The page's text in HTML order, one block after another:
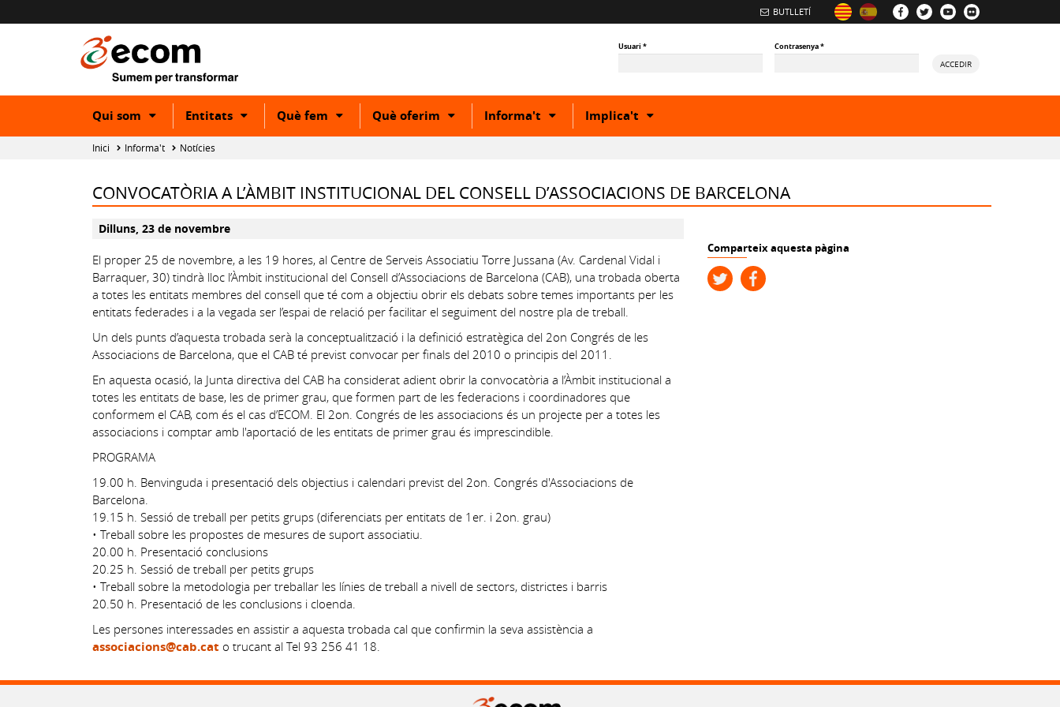
BUTLLETÍ
Usuari* Contrasenya*
ACCEDIR
Qui som
Show
hide
Entitats
ShowQuè fem
ShowQuè oferim
ShowInforma't
ShowImplica't
Show
Inici Informa't Notícies
CONVOCATÒRIA A L’ÀMBIT INSTITUCIONAL DEL CONSELL D’ASSOCIACIONS DE BARCELONA
Dilluns, 23 de novembre
El proper 25 de novembre, a les 19 hores, al Centre de Serveis Associatiu Torre Jussana (Av. Cardenal Vidal i
Barraquer, 30) tindrà lloc l’Àmbit institucional del Consell d’Associacions de Barcelona (CAB), una trobada oberta
a totes les entitats membres del consell que té com a objectiu obrir els debats sobre temes importants per les
entitats federades i a la vegada ser l’espai de relació per facilitar el seguiment del nostre pla de treball.
Un dels punts d’aquesta trobada serà la conceptualització i la definició estratègica del 2on Congrés de les
Associacions de Barcelona, que el CAB té previst convocar per finals del 2010 o principis del 2011.
En aquesta ocasió, la Junta directiva del CAB ha considerat adient obrir la convocatòria a l’Àmbit institucional a
totes les entitats de base, les de primer grau, que formen part de les federacions i coordinadores que
conformem el CAB, com és el cas d’ECOM. El 2on. Congrés de les associacions és un projecte per a totes les
associacions i comptar amb l'aportació de les entitats de primer grau és imprescindible.
PROGRAMA
19.00 h. Benvinguda i presentació dels objectius i calendari previst del 2on. Congrés d'Associacions de
Barcelona.
19.15 h. Sessió de treball per petits grups (diferenciats per entitats de 1er. i 2on. grau)
• Treball sobre les propostes de mesures de suport associatiu.
20.00 h. Presentació conclusions
20.25 h. Sessió de treball per petits grups
• Treball sobre la metodologia per treballar les línies de treball a nivell de sectors, districtes i barris
20.50 h. Presentació de les conclusions i cloenda.
Les persones interessades en assistir a aquesta trobada cal que confirmin la seva assistència a
associacions@cab.cat o trucant al Tel 93 256 41 18.
Comparteix aquesta pàgina